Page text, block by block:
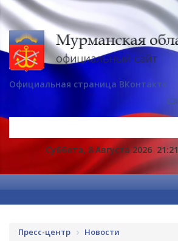
Официальная страница ВКонтакте
Суббота, 8 Августа 2026 21:21
Пресс-центр
Новости